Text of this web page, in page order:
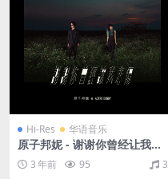
Hi-Res 华语音乐
原子邦妮 - 谢谢你曾经让我悲
伤（2017/FLAC/分轨/510
M）(24bit/48kHz))
3 年前 95 3